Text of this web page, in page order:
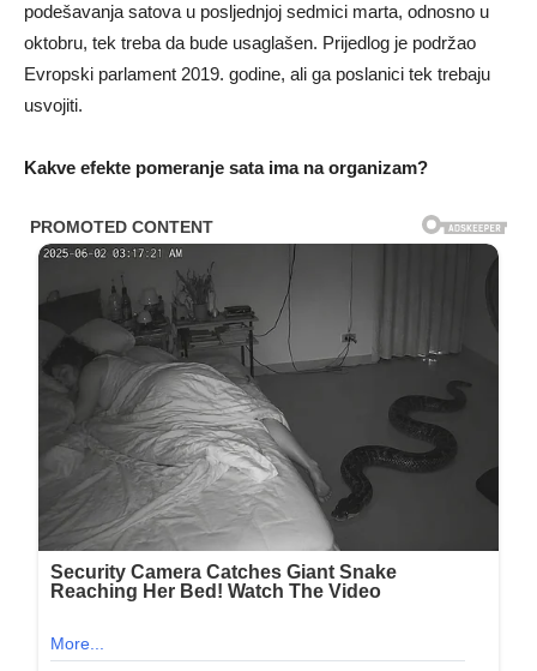
podešavanja satova u posljednjoj sedmici marta, odnosno u
oktobru, tek treba da bude usaglašen. Prijedlog je podržao
Evropski parlament 2019. godine, ali ga poslanici tek trebaju
usvojiti.
Kakve efekte pomeranje sata ima na organizam?